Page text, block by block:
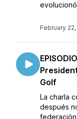
February
Golf
La charla
después